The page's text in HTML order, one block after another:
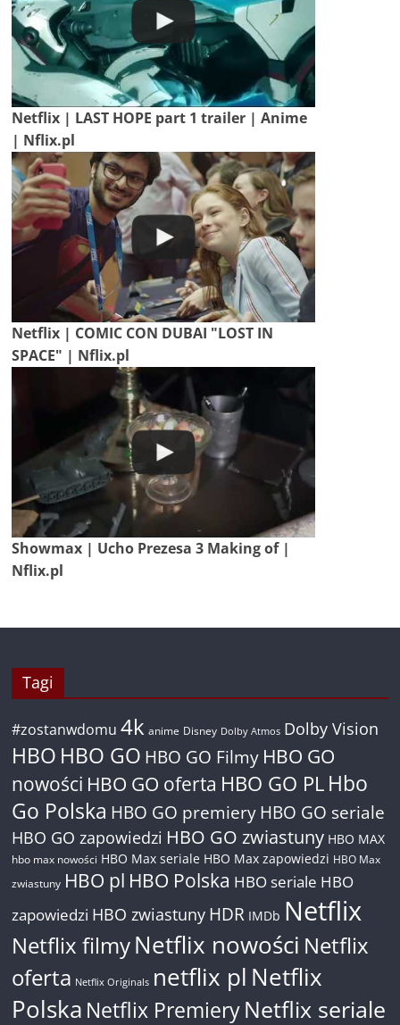
Netflix | LAST HOPE part 1 trailer | Anime
| Nflix.pl
Netflix | COMIC CON DUBAI "LOST IN
SPACE" | Nflix.pl
Showmax | Ucho Prezesa 3 Making of |
Nflix.pl
Tagi
#zostanwdomu 4k anime Disney Dolby Atmos Dolby Vision
HBO HBO GO HBO GO Filmy HBO GO
nowości HBO GO oferta HBO GO PL Hbo
Go Polska HBO GO premiery HBO GO seriale
HBO GO zapowiedzi HBO GO zwiastuny HBO MAX
hbo max nowości HBO Max seriale HBO Max zapowiedzi HBO Max
zwiastuny HBO pl HBO Polska HBO seriale HBO
zapowiedzi HBO zwiastuny HDR IMDb Netflix
Netflix filmyNetflix nowości Netflix
oferta Netflix Originals netflix pl Netflix
Polska Netflix PremieryNetflix seriale